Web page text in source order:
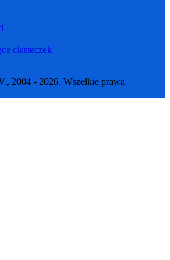
ciasteczek
2004 - 2026. Wszelkie prawa